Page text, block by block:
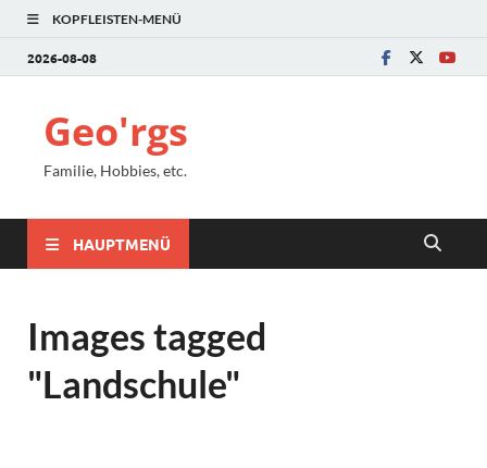
KOPFLEISTEN-MENÜ
2026-08-08
Geo'rgs
Familie, Hobbies, etc.
HAUPTMENÜ
Images tagged
"Landschule"